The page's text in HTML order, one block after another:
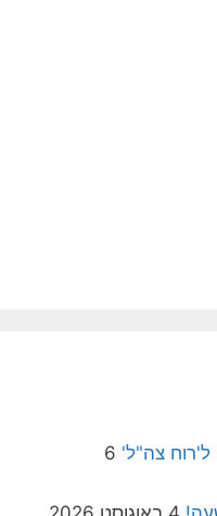
ל'רוח צה"ל' 6